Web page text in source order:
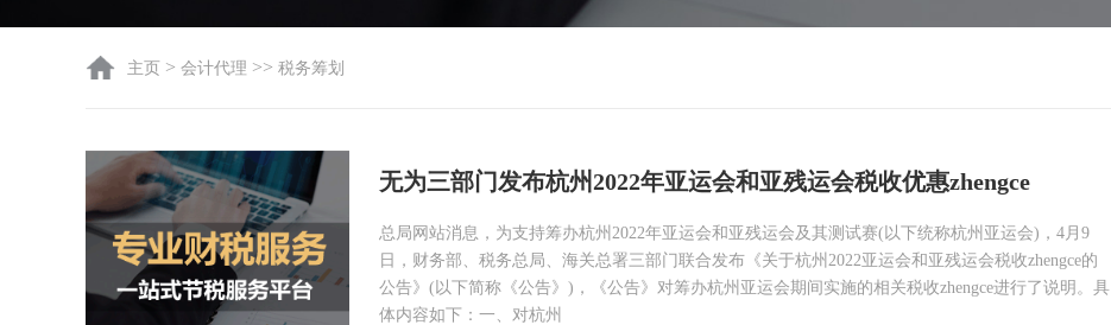
主页 > 会计代理 >> 税务筹划
无为三部门发布杭州2022年亚运会和亚残运会税收优惠zhengce
总局网站消息，为支持筹办杭州2022年亚运会和亚残运会及其测试赛(以下统称杭州亚运会)，4月9
日，财务部、税务总局、海关总署三部门联合发布《关于杭州2022亚运会和亚残运会税收zhengce的
公告》(以下简称《公告》)，《公告》对筹办杭州亚运会期间实施的相关税收zhengce进行了说明。具
体内容如下：一、对杭州